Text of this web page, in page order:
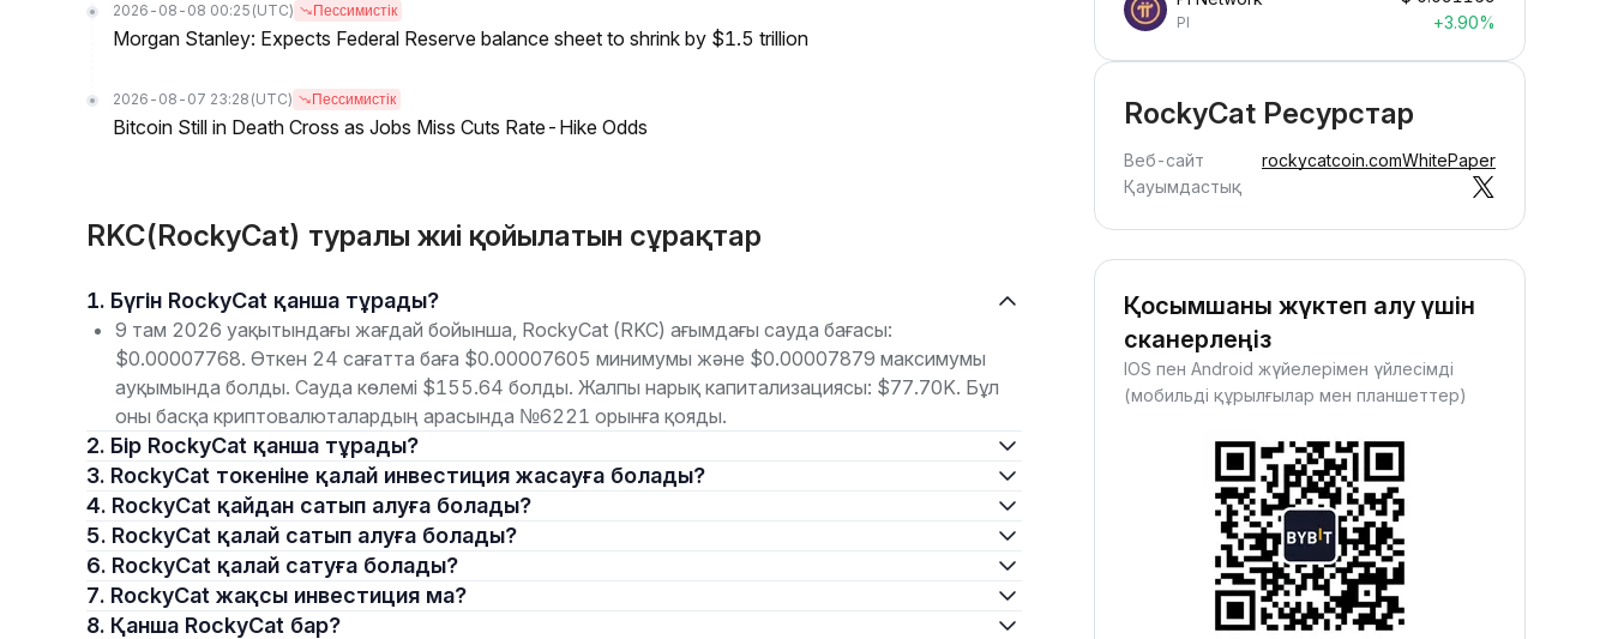
2026-08-08 00:25 (UTC) Пессимистік
Morgan Stanley: Expects Federal Reserve balance sheet to shrink by $1.5 trillion
2026-08-07 23:28 (UTC) Пессимистік
Bitcoin Still in Death Cross as Jobs Miss Cuts Rate-Hike Odds
RKC(RockyCat) туралы жиі қойылатын сұрақтар
1. Бүгін RockyCat қанша тұрады?
9 там 2026 уақытындағы жағдай бойынша, RockyCat (RKC) ағымдағы сауда бағасы:
$0.00007768. Өткен 24 сағатта баға $0.00007605 минимумы және $0.00007879 максимумы
ауқымында болды. Сауда көлемі $155.64 болды. Жалпы нарық капитализациясы: $77.70K. Бұл
оны басқа криптовалюталардың арасында №6221 орынға қояды.
2. Бір RockyCat қанша тұрады?
3. RockyCat токеніне қалай инвестиция жасауға болады?
4. RockyCat қайдан сатып алуға болады?
5. RockyCat қалай сатып алуға болады?
6. RockyCat қалай сатуға болады?
7. RockyCat жақсы инвестиция ма?
8. Қанша RockyCat бар?
PI
+3.90%
RockyCat Ресурстар
Веб-сайт rockycatcoin.comWhitePaper
Қауымдастық
Қосымшаны жүктеп алу үшін
сканерлеңіз
IOS пен Android жүйелерімен үйлесімді
(мобильді құрылғылар мен планшеттер)